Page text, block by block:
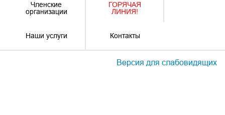
Членские
организации
ГОРЯЧАЯ
ЛИНИЯ!
Наши услуги Контакты
Версия для слабовидящих